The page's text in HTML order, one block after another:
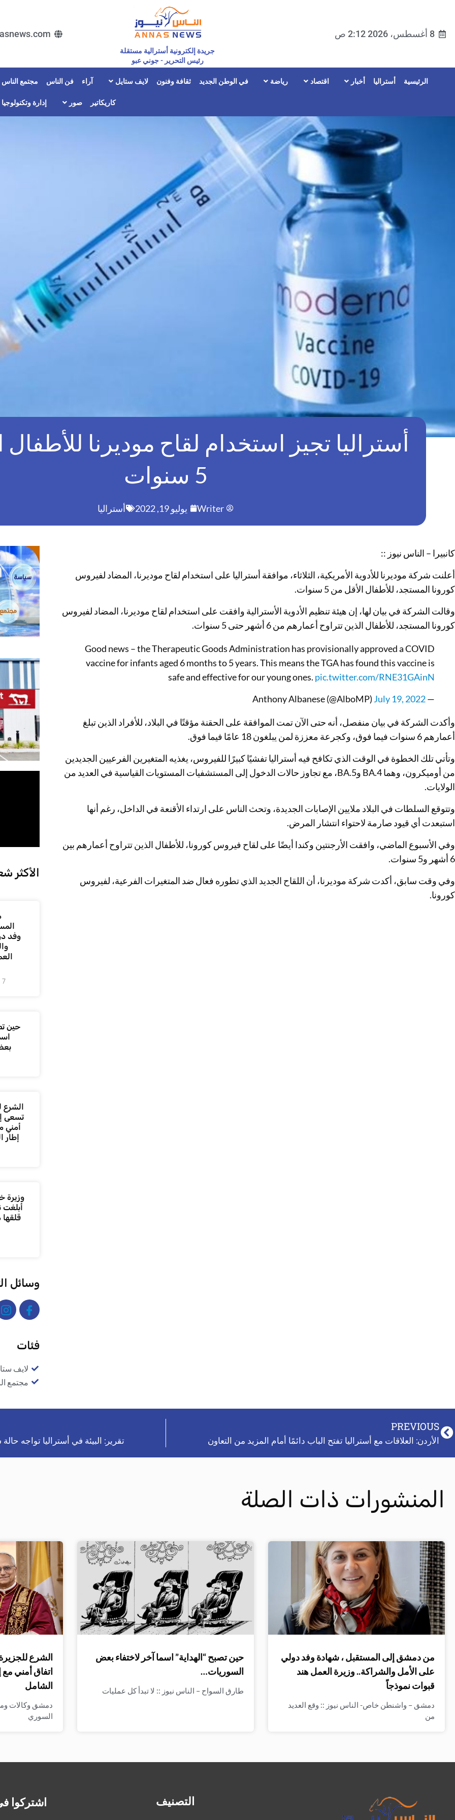
8 أغسطس، 2026 2:12 ص
جريدة إلكترونية أسترالية مستقلة
رئيس التحرير - جوني عبو
الرئيسية أستراليا أخبار اقتصاد رياضة في الوطن الجديد ثقافة وفنون لايف ستايل آراء فن الناس مجتمع الناس
كاريكاتير صور إدارة وتكنولوجيا
أستراليا تجيز استخدام لقاح موديرنا
5 سنوات
Writer يوليو 19, 2022 أستراليا
كانبيرا – الناس نيوز ::
أعلنت شركة موديرنا للأدوية الأمريكية، الثلاثاء، موافقة أستراليا على استخدام لقاح موديرنا، المضاد لفيروس
كورونا المستجد، للأطفال الأقل من 5 سنوات.
وقالت الشركة في بيان لها، إن هيئة تنظيم الأدوية الأسترالية وافقت على استخدام لقاح موديرنا، المضاد لفيروس
كورونا المستجد، للأطفال الذين تتراوح أعمارهم من 6 أشهر حتى 5 سنوات.
Good news – the Therapeutic Goods Administration has provisionally approved a COVID
vaccine for infants aged 6 months to 5 years. This means the TGA has found this vaccine is
safe and effective for our young ones. pic.twitter.com/RNE31GAinN
— Anthony Albanese (@AlboMP)
July 19, 2022
وأكدت الشركة في بيان منفصل، أنه حتى الآن تمت الموافقة على الحقنة مؤقتًا في البلاد، للأفراد الذين تبلغ
أعمارهم 6 سنوات فيما فوق، وكجرعة معززة لمن يبلغون 18 عامًا فيما فوق.
وتأتي تلك الخطوة في الوقت الذي تكافح فيه أستراليا تفشيًا كبيرًا للفيروس، يغذيه المتغيرين الفرعيين الجديدين
من أوميكرون، وهما BA.4 وBA.5، مع تجاوز حالات الدخول إلى المستشفيات المستويات القياسية في العديد من
الولايات.
وتتوقع السلطات في البلاد ملايين الإصابات الجديدة، وتحث الناس على ارتداء الأقنعة في الداخل، رغم أنها
استبعدت أي قيود صارمة لاحتواء انتشار المرض.
وفي الأسبوع الماضي، وافقت الأرجنتين وكندا أيضًا على لقاح فيروس كورونا، للأطفال الذين تتراوح أعمارهم بين
6 أشهر و5 سنوات.
وفي وقت سابق، أكدت شركة موديرنا، أن اللقاح الجديد الذي تطوره فعال ضد المتغيرات الفرعية، لفيروس
كورونا.
الأكثر
وفد
7 أغسطس، 2026
حين
الشرع
تسعى
أمني
إطار
وزيرة
أبلغت
وسائل
فئات
لايف
مجتمع
PREVIOUS
الأردن: العلاقات مع أستراليا تفتح الباب دائمًا أمام المزيد من التعاون تقرير: البيئة في أستراليا تواجه
المنشورات ذات الصلة
من دمشق إلى المستقبل ، شهادة وفد دولي
على الأمل والشراكة.. وزيرة العمل هند
قبوات نموذجاً
دمشق – واشنطن خاص- الناس نيوز :: وقع العديد
من
حين تصبح “الهداية” اسما آخر لاختفاء بعض
السوريات…
طارق السواح – الناس نيوز :: لا تبدأ كل عمليات
الشرع
اتفاق أمني
الشامل
دمشق وكالات
السوري
التصنيف اشتركوا